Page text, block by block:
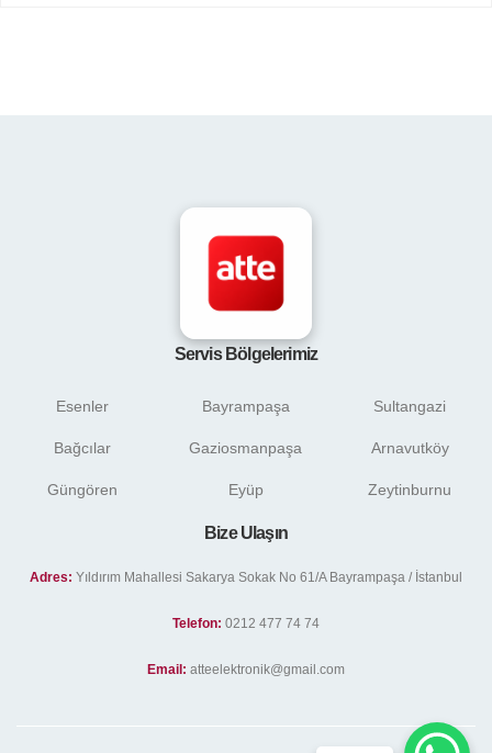
Servis Bölgelerimiz
Esenler
Bağcılar
Güngören
Bayrampaşa
Gaziosmanpaşa
Eyüp
Sultangazi
Arnavutköy
Zeytinburnu
Bize Ulaşın
Adres: Yıldırım Mahallesi Sakarya Sokak No 61/A Bayrampaşa / İstanbul
Telefon: 0212 477 74 74
Email: atteelektronik@gmail.com